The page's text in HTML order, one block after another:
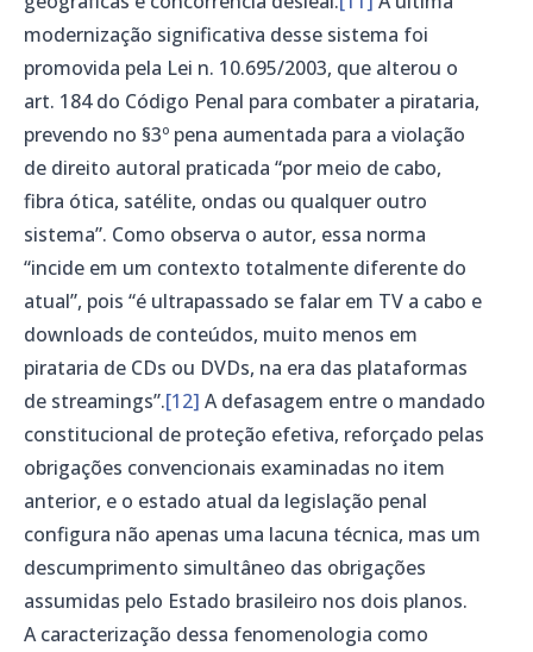
modernização significativa desse sistema foi
promovida pela Lei n. 10.695/2003, que alterou o
art. 184 do Código Penal para combater a pirataria,
prevendo no §3º pena aumentada para a violação
de direito autoral praticada “por meio de cabo,
fibra ótica, satélite, ondas ou qualquer outro
sistema”. Como observa o autor, essa norma
“incide em um contexto totalmente diferente do
atual”, pois “é ultrapassado se falar em TV a cabo e
downloads de conteúdos, muito menos em
pirataria de CDs ou DVDs, na era das plataformas
de streamings”.[12] A defasagem entre o mandado
constitucional de proteção efetiva, reforçado pelas
obrigações convencionais examinadas no item
anterior, e o estado atual da legislação penal
configura não apenas uma lacuna técnica, mas um
descumprimento simultâneo das obrigações
assumidas pelo Estado brasileiro nos dois planos.
A caracterização dessa fenomenologia como